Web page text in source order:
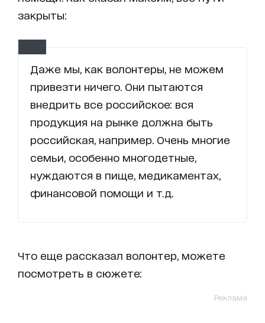
закрыты:
Даже мы, как волонтеры, не можем
привезти ничего. Они пытаются
внедрить все российское: вся
продукция на рынке должна быть
российская, например. Очень многие
семьи, особенно многодетные,
нуждаются в пище, медикаментах,
финансовой помощи и т.д.
Что еще рассказал волонтер, можете
посмотреть в сюжете:
Реклама